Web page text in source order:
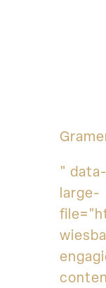
"
large-